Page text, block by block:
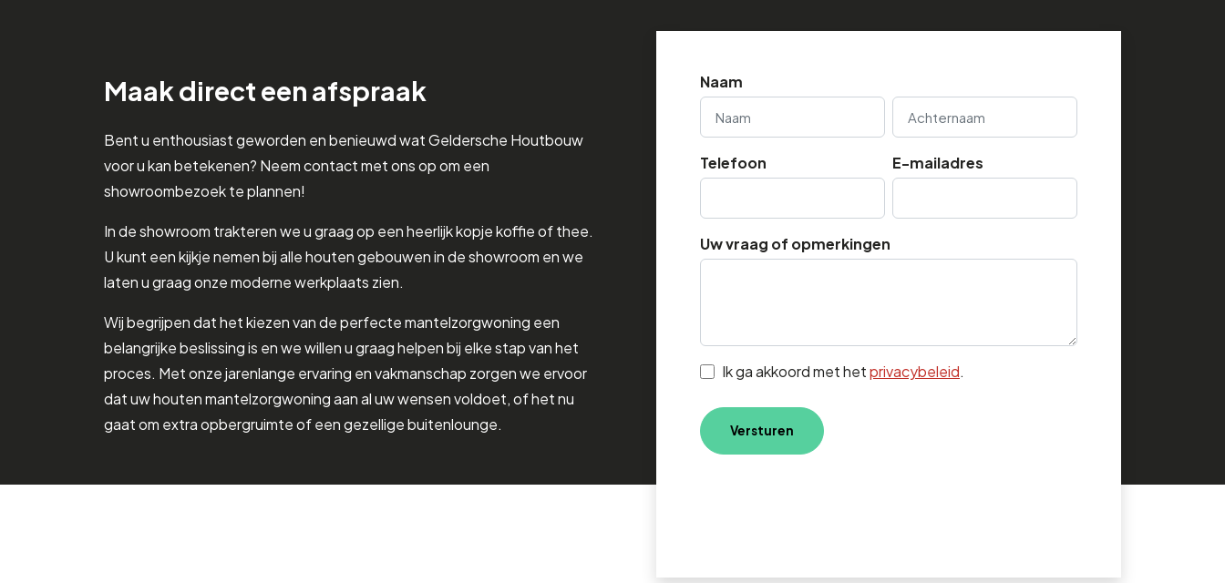
Maak direct een afspraak
Bent u enthousiast geworden en benieuwd wat Geldersche Houtbouw
voor u kan betekenen? Neem contact met ons op om een
showroombezoek te plannen!
In de showroom trakteren we u graag op een heerlijk kopje koffie of thee.
U kunt een kijkje nemen bij alle houten gebouwen in de showroom en we
laten u graag onze moderne werkplaats zien.
Wij begrijpen dat het kiezen van de perfecte mantelzorgwoning een
belangrijke beslissing is en we willen u graag helpen bij elke stap van het
proces. Met onze jarenlange ervaring en vakmanschap zorgen we ervoor
dat uw houten mantelzorgwoning aan al uw wensen voldoet, of het nu
gaat om extra opbergruimte of een gezellige buitenlounge.
Naam
Naam Achternaam
Telefoon E-mailadres
Uw vraag of opmerkingen
Ik ga akkoord met hetprivacybeleid.